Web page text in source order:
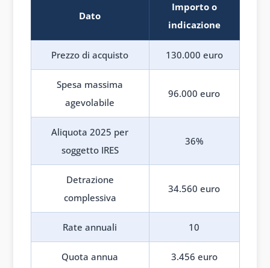
Dato
Importo o
indicazione
Prezzo di acquisto 130.000 euro
Spesa massima
agevolabile
96.000 euro
Aliquota 2025 per
soggetto IRES
36%
Detrazione
complessiva
34.560 euro
Rate annuali 10
Quota annua 3.456 euro